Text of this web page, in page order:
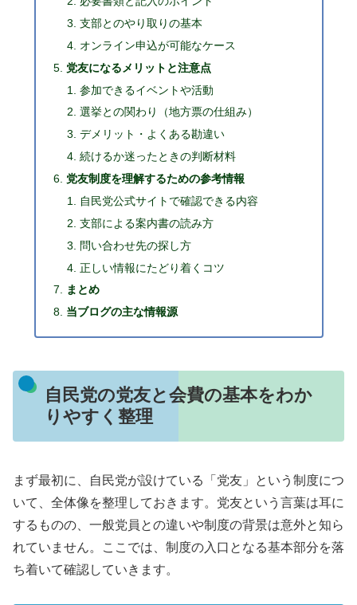
支部とのやり取りの基本
オンライン申込が可能なケース
党友になるメリットと注意点
参加できるイベントや活動
選挙との関わり（地方票の仕組み）
デメリット・よくある勘違い
続けるか迷ったときの判断材料
党友制度を理解するための参考情報
自民党公式サイトで確認できる内容
支部による案内書の読み方
問い合わせ先の探し方
正しい情報にたどり着くコツ
まとめ
当ブログの主な情報源
自民党の党友と会費の基本をわか
りやすく整理
まず最初に、自民党が設けている「党友」という制度につ
いて、全体像を整理しておきます。党友という言葉は耳に
するものの、一般党員との違いや制度の背景は意外と知ら
れていません。ここでは、制度の入口となる基本部分を落
ち着いて確認していきます。